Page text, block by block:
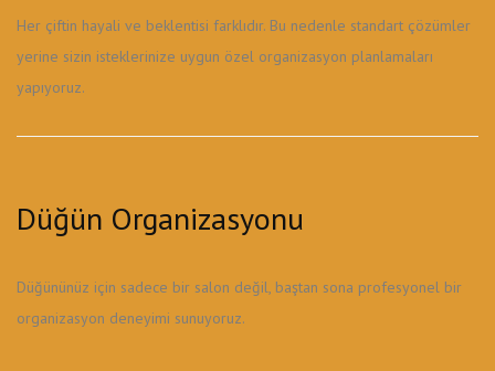
Her çiftin hayali ve beklentisi farklıdır. Bu nedenle standart çözümler
yerine sizin isteklerinize uygun özel organizasyon planlamaları
yapıyoruz.
Düğün Organizasyonu
Düğününüz için sadece bir salon değil, baştan sona profesyonel bir
organizasyon deneyimi sunuyoruz.